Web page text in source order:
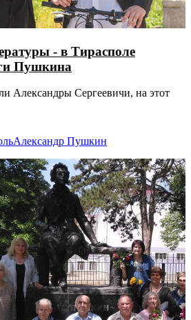
- в Тирасполе
Пушкина
Александры Сергеевичи, на этот
Александр Пушкин